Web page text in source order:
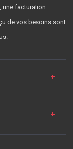
une facturation
de vos besoins sont